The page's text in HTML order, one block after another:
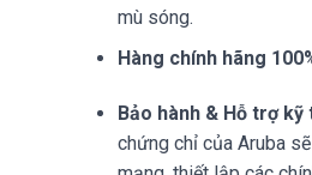
mù sóng.
Hàng chính hãng
Bảo hành & Hỗ trợ kỹ
chứng chỉ của Aruba